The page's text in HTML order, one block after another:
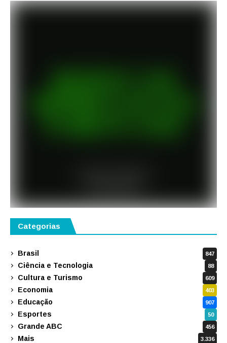
Categorias
Brasil 847
Ciência e Tecnologia 88
Cultura e Turismo 609
Economia 403
Educação 907
Esportes 50
Grande ABC 456
Mais 3.336